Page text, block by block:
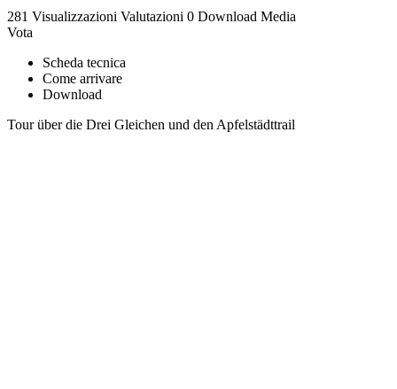
281 Visualizzazioni Valutazioni 0 Download Media
Vota
Scheda tecnica
Come arrivare
Download
Tour über die Drei Gleichen und den Apfelstädttrail